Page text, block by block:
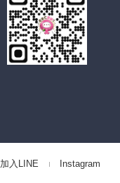
加入LINE Instagram